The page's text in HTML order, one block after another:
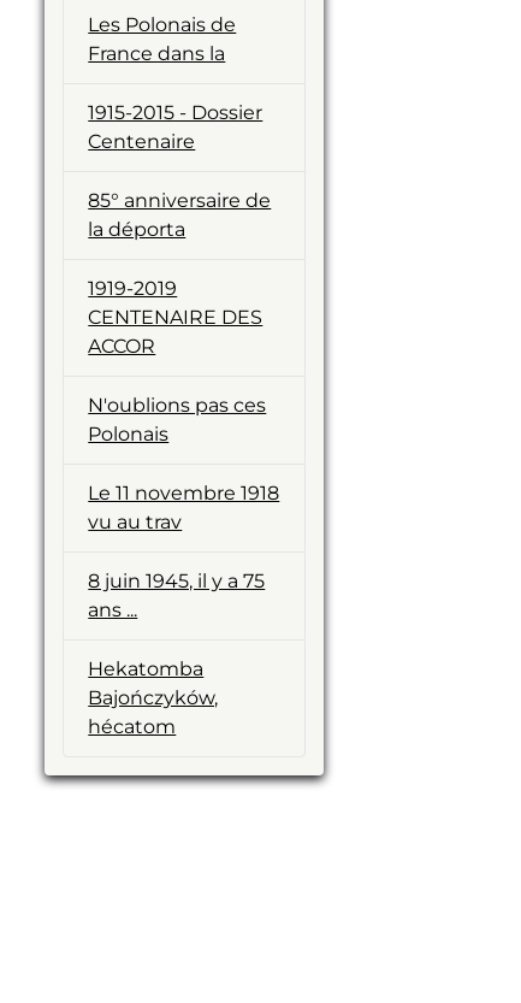
Les Polonais de
France dans la
1915-2015 - Dossier
Centenaire
85° anniversaire de
la déporta
1919-2019
CENTENAIRE DES
ACCOR
N'oublions pas ces
Polonais
Le 11 novembre 1918
vu au trav
8 juin 1945, il y a 75
ans ...
Hekatomba
Bajończyków,
hécatom